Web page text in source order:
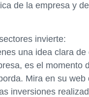
de la empresa y
invierte:
una idea clara de
es el momento
Mira en su web
inversiones